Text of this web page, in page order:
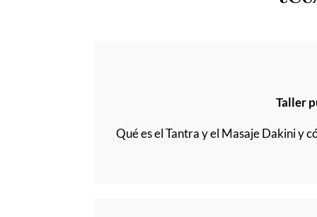
Taller
Qué es el Tantra y el Masaje Dakini y